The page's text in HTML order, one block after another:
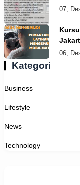
07,
06,
Kategori
Business
Lifestyle
News
Technology